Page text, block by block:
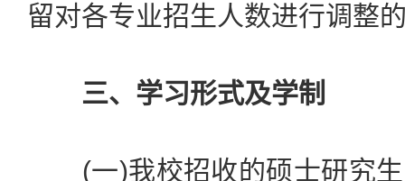
留对各专业招生人数进行调整
三、学习形式及学制
(一)我校招收的硕士研究生